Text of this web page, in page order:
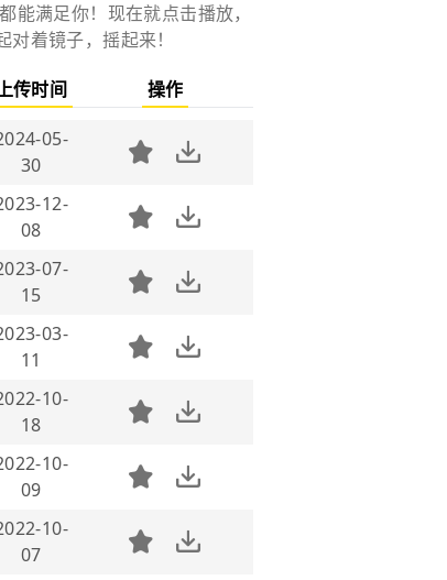
满足你！现在就点击播放，
着镜子，摇起来！
传时间 操作
05-
30
12-
08
07-
15
03-
11
10-
18
10-
09
10-
07